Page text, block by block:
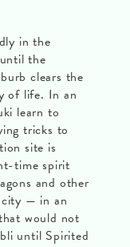
in the
the
clears the
of life. In an
learn to
tricks to
site is
time spirit
and other
city — in an
would not
until Spirited